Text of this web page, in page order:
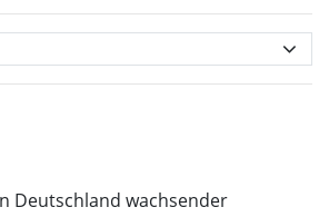
Deutschland wachsender